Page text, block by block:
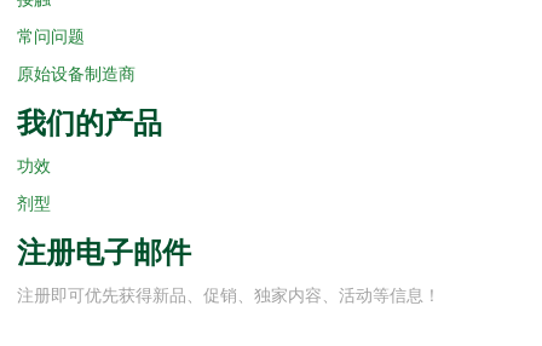
常问问题
原始设备制造商
我们的产品
功效
剂型
注册电子邮件
注册即可优先获得新品、促销、独家内容、活动等信息！